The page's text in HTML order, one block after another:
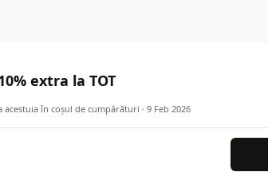
extra la TOT
în coșul de cumpărături · 9 Feb 2026